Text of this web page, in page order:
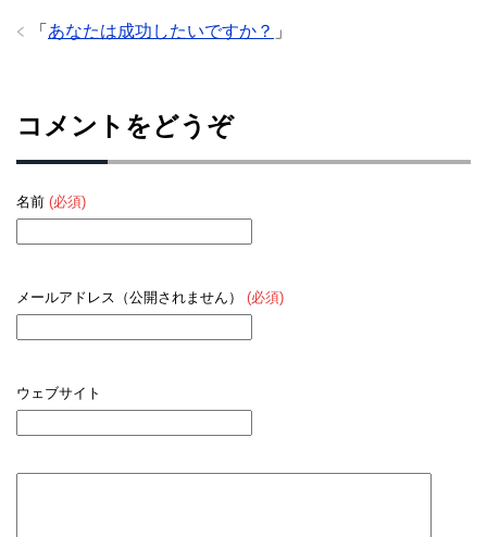
「 あなたは成功したいですか？ 」
コメントをどうぞ
名前 (必須)
メールアドレス（公開されません） (必須)
ウェブサイト